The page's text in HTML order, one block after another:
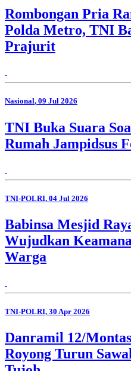
Rombongan Pria
Polda Metro, TNI
Prajurit
Nasional, 09 Jul 2026
TNI Buka Suara
Rumah Jampidsus
TNI-POLRI, 04 Jul 2026
Babinsa Mesjid
Wujudkan
Warga
TNI-POLRI, 30 Apr 2026
Danramil 12/
Royong Turun